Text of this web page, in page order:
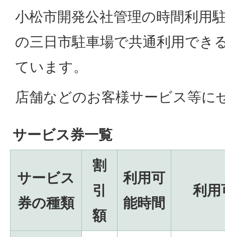
小松市開発公社管理の時間利用
の三日市駐車場で共通利用でき
ています。
店舗などのお客様サービス等に
サービス券一覧
サービス
券の種類
割
引
額
利用可
能時間
利用